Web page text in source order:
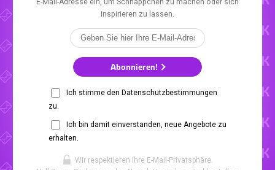
E-Mail-Adresse ein, um Schnäppchen zu machen oder sich
inspirieren zu lassen.
Abonnieren!
Ich stimme den Datenschutzbestimmungen
zu.
Ich bin damit einverstanden, neue Angebote zu
erhalten.
Wir respektieren Ihre E-Mail-Privatsphäre.